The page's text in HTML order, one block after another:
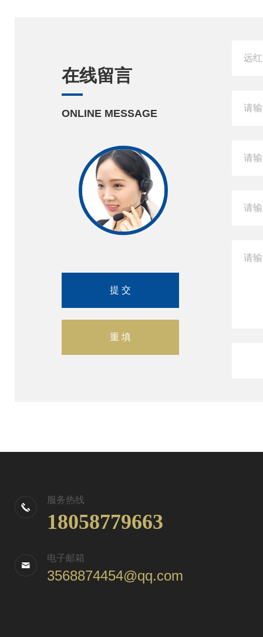
在线留言
ONLINE MESSAGE
服务热线
18058779663
电子邮箱
3568874454@qq.com